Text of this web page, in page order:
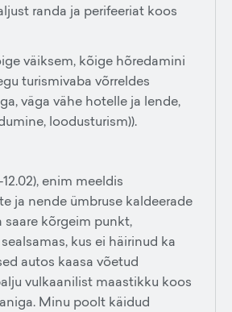
randa ja perifeeriat koos
väiksem, kõige hõredamini
turismivaba võrreldes
väga vähe hotelle ja lende,
loodusturism)).
enim meeldis
ja nende ümbruse kaldeerade
saare kõrgeim punkt,
kus ei häirinud ka
autos kaasa võetud
vulkaanilist maastikku koos
Minu poolt käidud